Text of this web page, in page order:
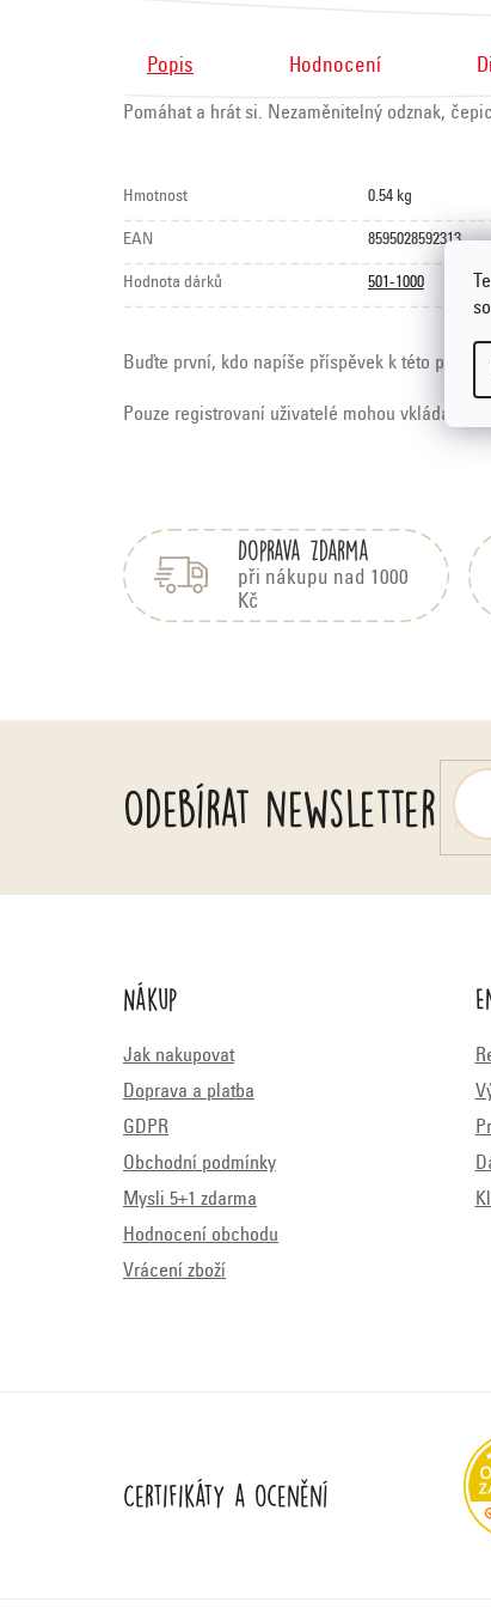
Popis Hodnocení
Pomáhat a hrát si. Nezaměnitelný odznak,
Hmotnost 0.54 kg
EAN 8595028592313
Hodnota dárků 501-1000
Buďte první, kdo napíše příspěvek k této
Pouze registrovaní uživatelé mohou vkládat
Doprava zdarma
při nákupu nad 1000
Kč
Odebírat newsletter
Nákup
Jak nakupovat
Doprava a platba
GDPR
Obchodní podmínky
Mysli 5+1 zdarma
Hodnocení obchodu
Vrácení zboží
Certifikáty a ocenění